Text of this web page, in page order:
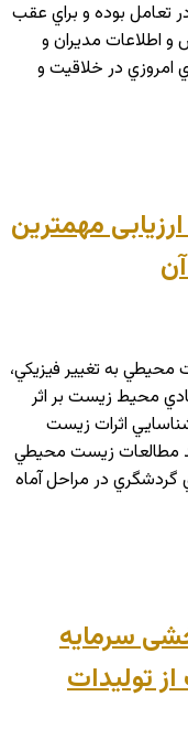
تعامل بوده و براي عقب
و اطلاعات مديران و
امروزي در خلاقيت و
مهمترین
به تغيير فيزيكي،
محيط زيست بر اثر
اثرات زيست
مطالعات زيست محيطي
در مراحل آماه
سرمایه
تولیدات